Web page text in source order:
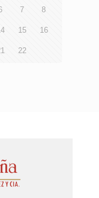
7 8
15 16
22